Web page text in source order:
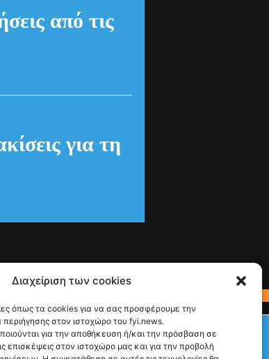
Διαχείριση των cookies
όπως τα cookies για να σας προσφέρουμε την
περιήγησης στον ιστοχώρο του fyi.news.
για την αποθήκευση ή/και την πρόσβαση σε
επισκέψεις στον ιστοχώρο μας και για την προβολή
Check This!
από τις
για τη
Ακολούθησέ μας